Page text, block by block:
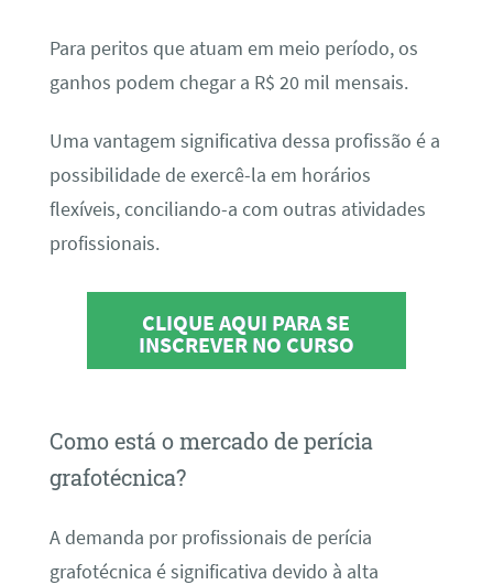
Para peritos que atuam em meio período, os
ganhos podem chegar a R$ 20 mil mensais.
Uma vantagem significativa dessa profissão é a
possibilidade de exercê-la em horários
flexíveis, conciliando-a com outras atividades
profissionais.
CLIQUE AQUI PARA SE
INSCREVER NO CURSO
Como está o mercado de perícia
grafotécnica?
A demanda por profissionais de perícia
grafotécnica é significativa devido à alta